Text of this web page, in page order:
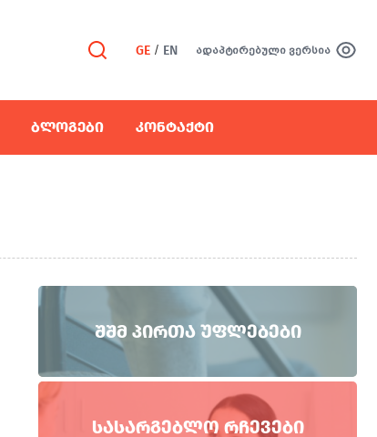
GE / EN ადაპტირებული ვერსია
ᲑᲚᲝᲒᲔᲑᲘ ᲙᲝᲜᲢᲐᲥᲢᲘ
ᲨᲨᲛ ᲞᲘᲠᲗᲐ ᲣᲤᲚᲔᲑᲔᲑᲘ
ᲡᲐᲡᲐᲠᲒᲔᲑᲚᲝ ᲠᲩᲔᲕᲔᲑᲘ